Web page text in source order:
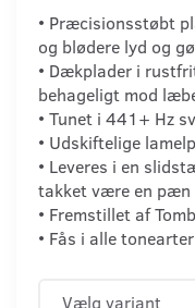
• Præcisionsstøbt
og blødere lyd og
• Dækplader i
behageligt mod
• Tunet i 441+ Hz
• Udskiftelige
• Leveres i en
takket være en
• Fremstillet af
• Fås i alle